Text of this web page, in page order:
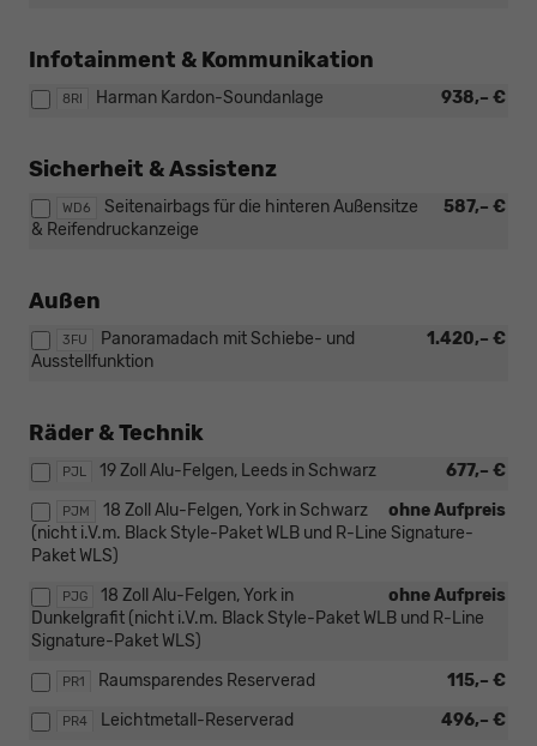
Infotainment & Kommunikation
8RI 938,– €
Harman Kardon-Soundanlage
Sicherheit & Assistenz
WD6 587,– €
Seitenairbags für die hinteren Außensitze
& Reifendruckanzeige
Außen
3FU 1.420,– €
Panoramadach mit Schiebe- und
Ausstellfunktion
Räder & Technik
PJL 677,– €
19 Zoll Alu-Felgen, Leeds in Schwarz
PJM ohne Aufpreis
18 Zoll Alu-Felgen, York in Schwarz
(nicht i.V.m. Black Style-Paket WLB und R-Line Signature-
Paket WLS)
PJG ohne Aufpreis
18 Zoll Alu-Felgen, York in
Dunkelgrafit (nicht i.V.m. Black Style-Paket WLB und R-Line
Signature-Paket WLS)
PR1 115,– €
Raumsparendes Reserverad
PR4 496,– €
Leichtmetall-Reserverad